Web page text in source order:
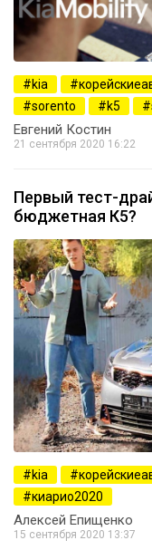
kia
sorento
k5
Евгений Костин
21 сентября 2020 16:22
Первый тест-
бюджетная К5?
kia
киарио2020
Алексей Епищенко
15 сентября 2020 13:37